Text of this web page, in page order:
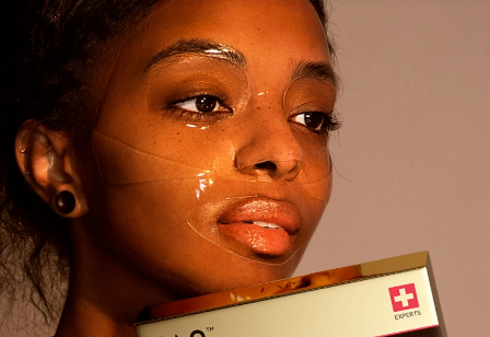
Perfil de usuario
Mis dispositivos
Mis direcciones
Mis suscripciones
NUEVO
FAQ™ Pure Beauty-Tech Elixir
BREAKING NEWS
issa™ Teeth Whitening Set
Idioma
English Deutsch
Español
Français
Italiano
Português
Polski
Svenska
Русский
Türkçe
简体中文 繁體中文